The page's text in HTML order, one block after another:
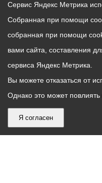
Сервис Яндекс Метрика
Собранная при помощи
собранная при помощи
вами сайта, составления
сервиса Яндекс Метрика.
Вы можете отказаться от
Однако это может
Я согласен